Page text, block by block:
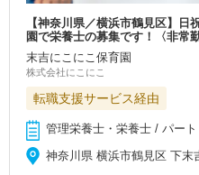
【神奈川県／横浜市鶴見区】
園で栄養士の募集です！〈非常勤
末吉にこにこ保育園
株式会社にこにこ
転職支援サービス経由
管理栄養士・栄養士 / パート
神奈川県 横浜市鶴見区 下末